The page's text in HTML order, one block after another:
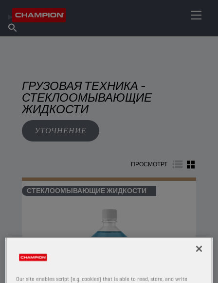
Информация о Champion
Найти точку продаж
ГРУЗОВАЯ ТЕХНИКА -
СТЕКЛООМЫВАЮЩИЕ
ЖИДКОСТИ
УТОЧНЕНИЕ
ПРОСМОТРТ
СТЕКЛООМЫВАЮЩИЕ ЖИДКОСТИ
Our site enables script (e.g. cookies) that is able to read, store, and write